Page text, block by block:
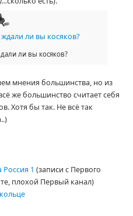
ли вы косяков?
мнения большинства, но из
же большинство считает себя
Хотя бы так. Не всё так
Россия 1 (записи с Первого
плохой Первый канал)